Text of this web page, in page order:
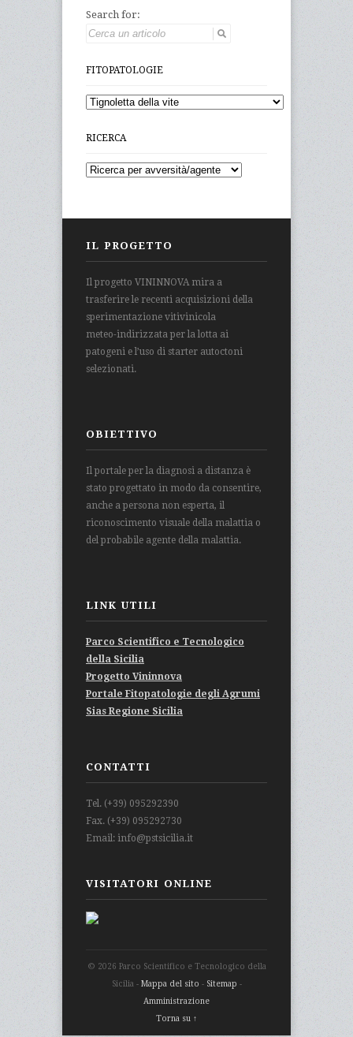
Search for:
FITOPATOLOGIE
RICERCA
IL PROGETTO
Il progetto VININNOVA mira a
trasferire le recenti acquisizioni della
sperimentazione vitivinicola
meteo-indirizzata per la lotta ai
patogeni e l’uso di starter autoctoni
selezionati.
OBIETTIVO
Il portale per la diagnosi a distanza è
stato progettato in modo da consentire,
anche a persona non esperta, il
riconoscimento visuale della malattia o
del probabile agente della malattia.
LINK UTILI
Parco Scientifico e Tecnologico
della Sicilia
Progetto Vininnova
Portale Fitopatologie degli Agrumi
Sias Regione Sicilia
CONTATTI
Tel. (+39) 095292390
Fax. (+39) 095292730
Email: info@pstsicilia.it
VISITATORI ONLINE
© 2026 Parco Scientifico e Tecnologico della
Sicilia - Mappa del sito - Sitemap -
Amministrazione
Torna su ↑